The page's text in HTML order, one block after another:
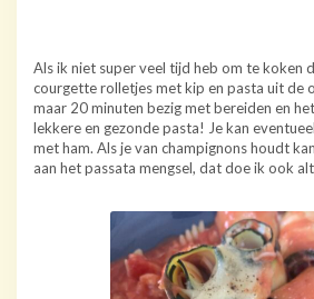
Als ik niet super veel tijd heb om te koken
courgette rolletjes met kip en pasta uit de
maar 20 minuten bezig met bereiden en
lekkere en gezonde pasta! Je kan
met ham. Als je van champignons houdt
aan het passata mengsel, dat doe ik ook